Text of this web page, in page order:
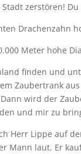
zerstören!
Drachenzahn
Meter hohe
finden und
Zaubertrank
wird der
und mir zu
Herr Lippe auf
Mann laut. Er